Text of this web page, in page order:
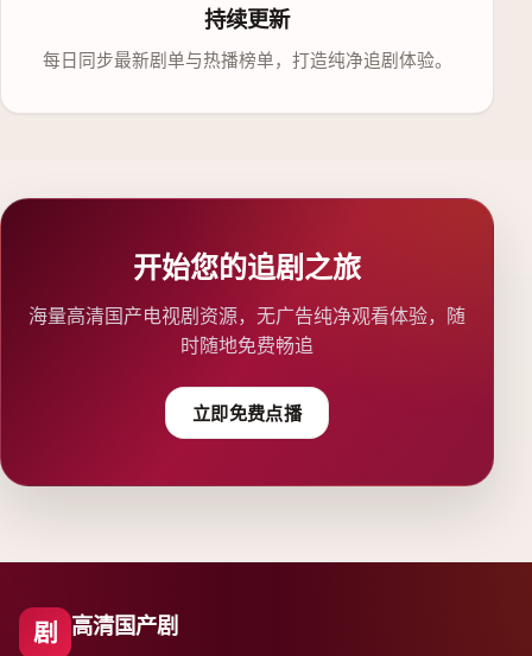
持续更新
每日同步最新剧单与热播榜单，打造纯净追剧体验。
开始您的追剧之旅
海量高清国产电视剧资源，无广告纯净观看体验，随
时随地免费畅追
立即免费点播
剧 高清国产剧